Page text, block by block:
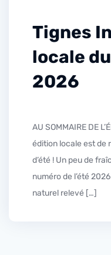
Tignes
locale
2026
AU SOMMAIRE DE L’ÉDITION LOCALE – Ce lundi votre
édition locale est de
d’été ! Un peu de
numéro de l’été
naturel relevé […]